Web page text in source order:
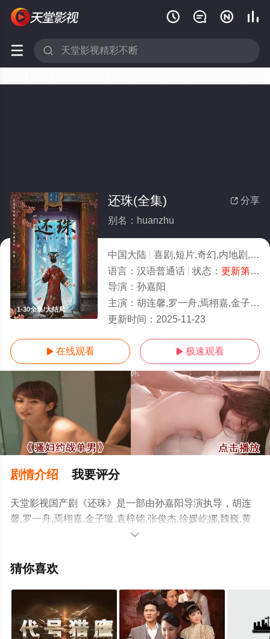
   
 
1-30全集/大结局
 分享
还珠(全集)
别名：huanzhu
中国大陆
喜剧,短片,奇幻,内地剧,内地
语言： 汉语普通话 状态： 更新第30集
导演： 孙嘉阳
主演： 胡连馨,罗一舟,焉栩嘉,金子璇,袁梓铭,张俊杰,徐媛屹娜,魏巍,黄思瑞,曹艳艳
更新时间： 2025-11-23
 在线观看  极速观看
剧情介绍 我要评分
天堂影视国产剧《还珠》是一部由孙嘉阳导演执导，胡连
馨,罗一舟,焉栩嘉,金子璇,袁梓铭,张俊杰,徐媛屹娜,魏巍,黄
思瑞,曹艳艳等演员精彩演绎的中国大陆电视剧，大结局剧
电视剧全集就上电影天堂网，更多相关信息可移步至豆瓣

猜你喜欢